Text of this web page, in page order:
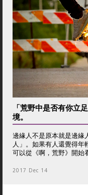
「荒野中是否有你立
境。
邊緣人不是原本就是邊緣
人」。如果有人還覺得
可以從《啊，荒野》開始
2017 Dec 14